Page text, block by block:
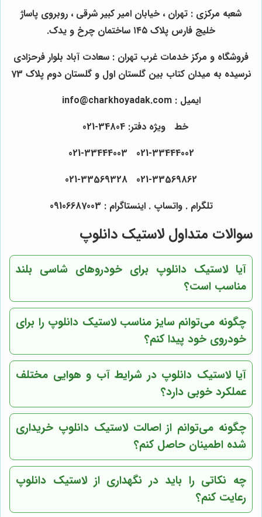
شعبه مرکزی : تهران ، خیابان امیر کبیر شرقی ، روبروی پاساژ
خلیج فارس پلاک ۱۴۵ ساختمان چرخ و یدک.
فروشگاه و مرکز خدمات غرب تهران : سعادت آباد بلوار فرحزادی
نرسیده به میدان کتاب بین گلستان اول و گلستان دوم پلاک 73
ایمیل : info@charkhoyadak.com
خط ویژه دفتر: 34804-021
021-33569862 021-33569328
تلگرام . واتساپ . اینستاگرام : 09106687003
سوالات متداول لاستیک دانلوپ
آیا لاستیک دانلوپ برای خودروهای شاسی بلند
مناسب است؟
چگونه می‌توانم سایز مناسب لاستیک دانلوپ را برای
خودروی خود پیدا کنم؟
آیا لاستیک دانلوپ در شرایط آب و هوایی مختلف
عملکرد خوبی دارد؟
چگونه می‌توانم از اصالت لاستیک دانلوپ خریداری
شده اطمینان حاصل کنم؟
چه نکاتی را باید در نگهداری از لاستیک دانلوپ
رعایت کنم؟